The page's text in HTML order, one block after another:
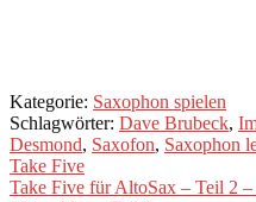
Kategorie: Saxophon spielen
Schlagwörter: Dave Brubeck,
Desmond, Saxofon, Saxophon
Take Five
Beitragsnavigation
Vorheriger
Take Five für AltoSax – Teil 2